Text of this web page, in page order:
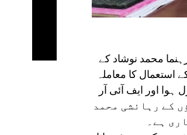
محمد نوشاد کے
استعمال کا معاملہ
ہوا اور ایف آئی آر
کے رہائشی محمد
ہے۔